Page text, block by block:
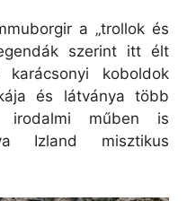
a „trollok és
szerint itt élt
koboldok
és látványa több
irodalmi műben is
Izland misztikus